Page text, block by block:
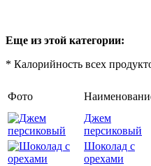
Еще из этой категории:
* Калорийность всех
Фото
Джем
персиковый
Шоколад с
орехами